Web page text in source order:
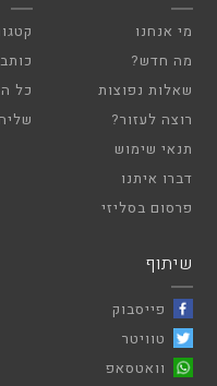
מי אנחנו
מה חדש?
שאלות נפוצות
רוצה לעזור?
תנאי שימוש
דברו איתנו
פרסום בסליזי
כל
שיתוף
פייסבוק
טוויטר
וואטסאפ